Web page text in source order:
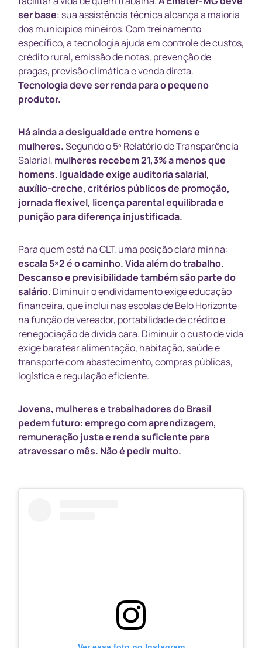
ser base: sua assistência técnica alcança a maioria
dos municípios mineiros. Com treinamento
específico, a tecnologia ajuda em controle de custos,
crédito rural, emissão de notas, prevenção de
pragas, previsão climática e venda direta.
Tecnologia deve ser renda para o pequeno
produtor.
Há ainda a desigualdade entre homens e
mulheres.Segundo o 5º Relatório de Transparência
Salarial, mulheres recebem 21,3% a menos que
homens. Igualdade exige auditoria salarial,
auxílio-creche, critérios públicos de promoção,
jornada flexível, licença parental equilibrada e
punição para diferença injustificada.
Para quem está na CLT, uma posição clara minha:
escala 5×2 é o caminho.Vida além do trabalho.
Descanso e previsibilidade também são parte do
salário. Diminuir o endividamento exige educação
financeira, que incluí nas escolas de Belo Horizonte
na função de vereador, portabilidade de crédito e
renegociação de dívida cara. Diminuir o custo de vida
exige baratear alimentação, habitação, saúde e
transporte com abastecimento, compras públicas,
logística e regulação eficiente.
Jovens, mulheres e trabalhadores do Brasil
pedem futuro: emprego com aprendizagem,
remuneração justa e renda suficiente para
atravessar o mês. Não é pedir muito.